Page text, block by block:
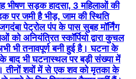
भीषण सड़क हादसा, 3 महिलाओं की
पर जमी है भीड़, जाम की स्थिति
पेट्रोल पंप के पास सुबह मॉर्निंग
को अनियंत्रित स्कॉर्पियो द्वारा कुचल
भी तनावपूर्ण बनी हुई है। घटना के
बाद भी घटनास्थल पर बड़ी संख्या में
तीनों शवों में से एक शव को मृतका के